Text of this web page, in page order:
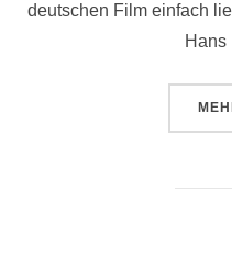
deutschen Film einfach